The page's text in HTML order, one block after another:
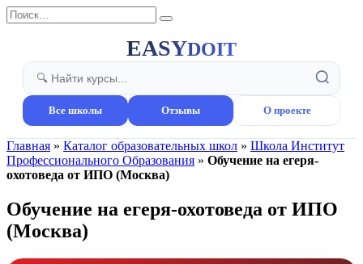
Перейти
к
Search
for:
EASYDOIT
Все школы Отзывы О проекте
Главная » Каталог образовательных школ » Школа Институт
Профессионального Образования » Обучение на егеря-
охотоведа от ИПО (Москва)
Обучение на егеря-охотоведа от ИПО
(Москва)